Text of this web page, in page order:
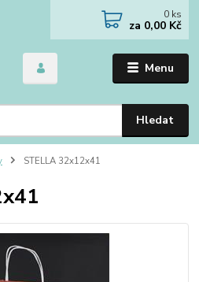
Menu
Hledat
0 ks
za 0,00 Kč
STELLA 32x12x41